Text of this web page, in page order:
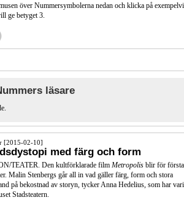
över Nummersymbolerna nedan och klicka på
ge betyget 3.
läsare
[2015-02-10]
med färg och form
TEATER. Den kultförklarade film Metropolis blir för första
Malin Stenbergs går all in vad gäller färg, form och stora
på bekostnad av storyn, tycker Anna Hedelius, som har
Stadsteatern.